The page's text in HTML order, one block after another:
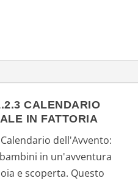
CALENDARIO
IN FATTORIA
dell'Avvento:
in un'avventura
e scoperta. Questo